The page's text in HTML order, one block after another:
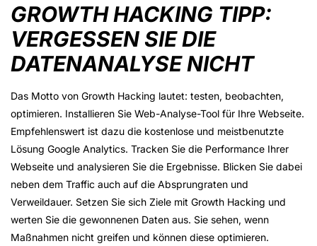
GROWTH HACKING TIPP:
VERGESSEN SIE DIE
DATENANALYSE NICHT
Das Motto von Growth Hacking lautet: testen, beobachten,
optimieren. Installieren Sie Web-Analyse-Tool für Ihre Webseite.
Empfehlenswert ist dazu die kostenlose und meistbenutzte
Lösung Google Analytics. Tracken Sie die Performance Ihrer
Webseite und analysieren Sie die Ergebnisse. Blicken Sie dabei
neben dem Traffic auch auf die Absprungraten und
Verweildauer. Setzen Sie sich Ziele mit Growth Hacking und
werten Sie die gewonnenen Daten aus. Sie sehen, wenn
Maßnahmen nicht greifen und können diese optimieren.